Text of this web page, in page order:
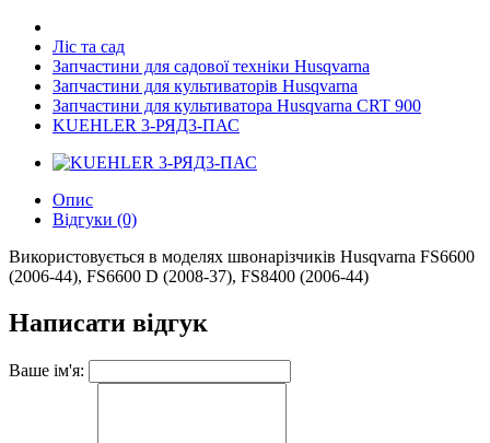
Ліс та сад
Запчастини для садової техніки Husqvarna
Запчастини для культиваторів Husqvarna
Запчастини для культиватора Husqvarna CRT 900
KUEHLER 3-РЯД3-ПАС
Опис
Відгуки (0)
Використовується в моделях швонарізчиків Husqvarna FS6600
(2006-44), FS6600 D (2008-37), FS8400 (2006-44)
Написати відгук
Ваше ім'я: